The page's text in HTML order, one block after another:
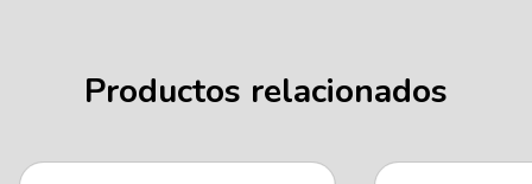
Productos relacionados